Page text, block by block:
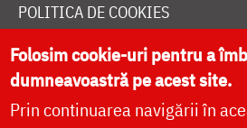
POLITICA DE COOKIES
DONEAZĂ ONLINE PENTRU
LIVE
Folosim cookie-uri pentru a
dumneavoastră pe acest site.
Prin continuarea navigării în